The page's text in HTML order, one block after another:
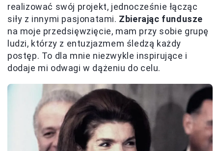
realizować swój projekt, jednocześnie łącząc
siły z innymi pasjonatami. Zbierając fundusze
na moje przedsięwzięcie, mam przy sobie grupę
ludzi, którzy z entuzjazmem śledzą każdy
postęp. To dla mnie niezwykle inspirujące i
dodaje mi odwagi w dążeniu do celu.